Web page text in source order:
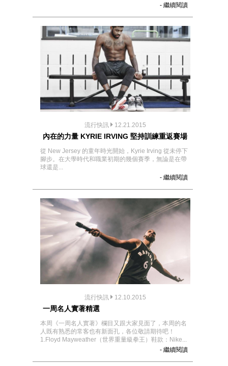
- 繼續閱讀
流行快訊 12.21.2015
內在的力量 KYRIE IRVING 堅持訓練重返賽場
從 New Jersey 的童年時光開始，Kyrie Irving 從未停下
腳步。在大學時代和職業初期的幾個賽季，無論是在帶
球還是...
- 繼續閱讀
流行快訊 12.10.2015
一周名人實著精選
本周《一周名人實著》欄目又跟大家見面了，本周的名
人既有熟悉的常客也有新面孔，各位敬請期待吧！
1.Floyd Mayweather（世界重量級拳王）鞋款：Nike...
- 繼續閱讀